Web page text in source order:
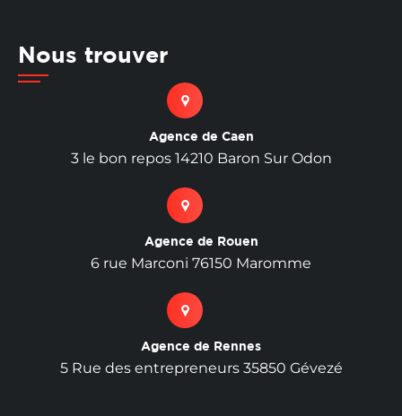
Nous trouver
Agence de Caen
3 le bon repos 14210 Baron Sur Odon
Agence de Rouen
6 rue Marconi 76150 Maromme
Agence de Rennes
5 Rue des entrepreneurs 35850 Gévezé